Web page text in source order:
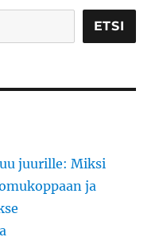
ETSI
juurille: Miksi
ja